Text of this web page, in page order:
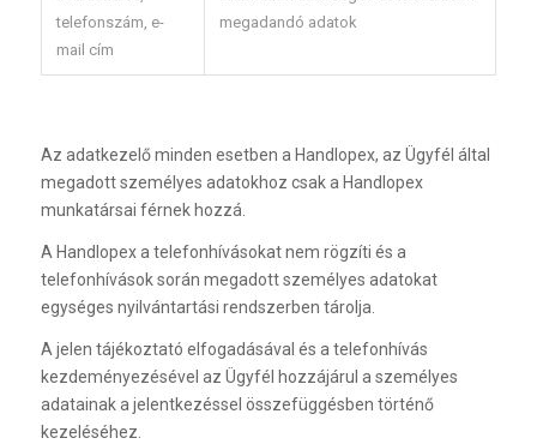
telefonszám, e-
mail cím
megadandó adatok
Az adatkezelő minden esetben a Handlopex, az Ügyfél által
megadott személyes adatokhoz csak a Handlopex
munkatársai férnek hozzá.
A Handlopex a telefonhívásokat nem rögzíti és a
telefonhívások során megadott személyes adatokat
egységes nyilvántartási rendszerben tárolja.
A jelen tájékoztató elfogadásával és a telefonhívás
kezdeményezésével az Ügyfél hozzájárul a személyes
adatainak a jelentkezéssel összefüggésben történő
kezeléséhez.